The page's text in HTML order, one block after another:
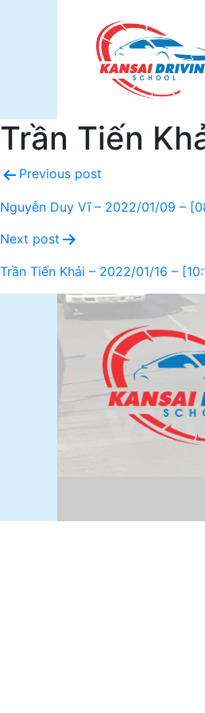
Trần Tiến
Previous post
Nguyễn Duy Vĩ – 2022/01/09 –
Next post
Trần Tiến Khải – 2022/01/16 –